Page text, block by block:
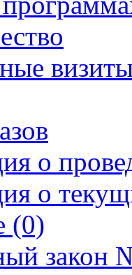
о
о
(0)
закон